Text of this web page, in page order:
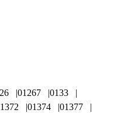
01267
0133
01374
01377